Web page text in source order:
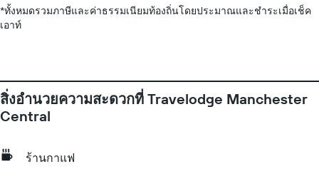
*ทั้งหมดรวมภาษีและค่าธรรมเนียมท้องถิ่นโดยประมาณและชำระเมื่อเช็ค
เอาท์
สิ่งอำนวยความสะดวกที่ Travelodge Manchester
Central
ร้านกาแฟ